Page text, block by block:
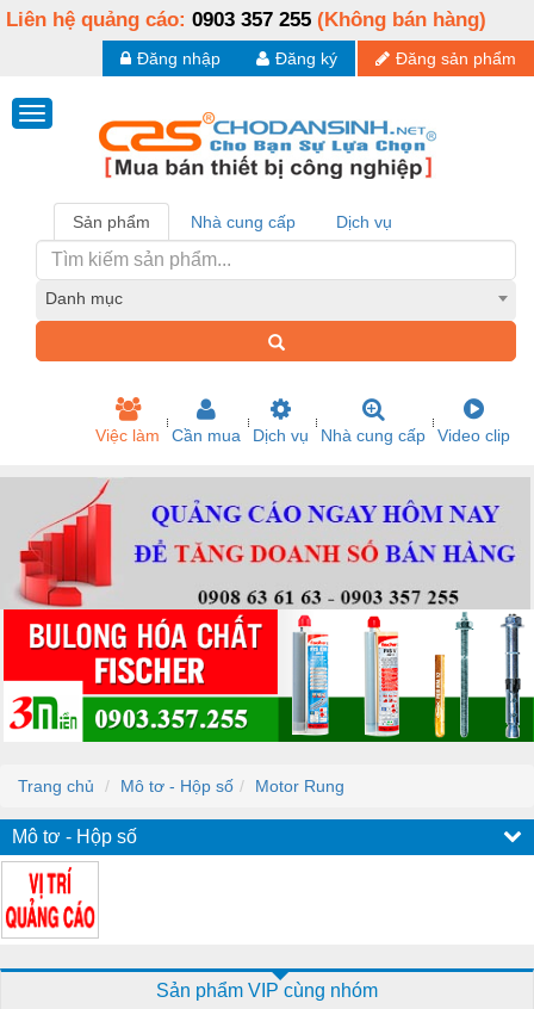
Liên hệ quảng cáo: 0903 357 255 (Không bán hàng)
Đăng sản phẩm
Đăng ký
Đăng nhập
Sản phẩm Nhà cung cấp Dịch vụ
Danh mục
Việc làm Cần mua Dịch vụ Nhà cung cấp Video clip
Trang chủ Mô tơ - Hộp số Motor Rung
Mô tơ - Hộp số
Sản phẩm VIP cùng nhóm